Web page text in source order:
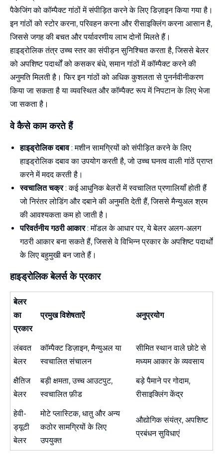
पैकेजिंग को कॉम्पैक्ट गांठों में संपीड़ित करने के लिए डिज़ाइन किया गया है।
इन गांठों को स्टोर करना, परिवहन करना और रीसाइक्लिंग करना आसान है,
जिससे जगह की बचत और पर्यावरणीय लाभ दोनों मिलते हैं।
हाइड्रोलिक तंत्र उच्च स्तर का संपीड़न सुनिश्चित करता है, जिससे बेलर
को अपशिष्ट पदार्थों को कसकर बंधे, समान गांठों में कॉम्पैक्ट करने की
अनुमति मिलती है। फिर इन गांठों को अधिक कुशलता से पुनर्नवीनीकरण
किया जा सकता है या व्यवस्थित और कॉम्पैक्ट रूप में निपटान के लिए भेजा
जा सकता है।
वे कैसे काम करते हैं
हाइड्रोलिक दबाव : मशीन सामग्रियों को संपीड़ित करने के लिए
हाइड्रोलिक दबाव का उपयोग करती है, जो उच्च घनत्व वाली गांठें प्राप्त
करने में मदद करती है।
स्वचालित चक्र : कई आधुनिक बेलरों में स्वचालित प्रणालियाँ होती हैं
जो निरंतर लोडिंग और दबाने की अनुमति देती हैं, जिससे मैन्युअल श्रम
की आवश्यकता कम हो जाती है।
परिवर्तनीय गठरी आकार : मॉडल के आधार पर, ये बेलर अलग-अलग
गठरी आकार बना सकते हैं, जिससे वे विभिन्न प्रकार के अपशिष्ट पदार्थों
के लिए बहुमुखी बन जाते हैं।
हाइड्रोलिक बेलर्स के प्रकार
बेलर
का
प्रकार
प्रमुख विशेषताऐं अनुप्रयोग
लंबवत
बेलर
कॉम्पैक्ट डिज़ाइन, मैन्युअल या
स्वचालित संचालन
सीमित स्थान वाले छोटे से
मध्यम आकार के व्यवसाय
क्षैतिज
बेलर
बड़ी क्षमता, उच्च आउटपुट,
स्वचालित फ़ीड
बड़े पैमाने पर गोदाम,
रीसाइक्लिंग केंद्र
हेवी-
ड्यूटी
बेलर
मोटे प्लास्टिक, धातु और अन्य
कठोर सामग्रियों के लिए
उपयुक्त
औद्योगिक संयंत्र, अपशिष्ट
प्रबंधन सुविधाएं